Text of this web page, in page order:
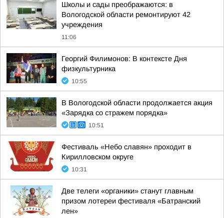
Школы и сады преображаются: в
Вологодской области ремонтируют 42
учреждения
11:06
Георгий Филимонов: В контексте Дня
физкультурника
10:55
В Вологодской области продолжается акция
«Зарядка со стражем порядка»
10:51
Фестиваль «Небо славян» проходит в
Кирилловском округе
10:31
Две телеги «органики» станут главным
призом лотереи фестиваля «Батранский
лен»